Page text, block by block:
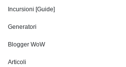
Incursioni [Guide]
Generatori
Blogger WoW
Articoli